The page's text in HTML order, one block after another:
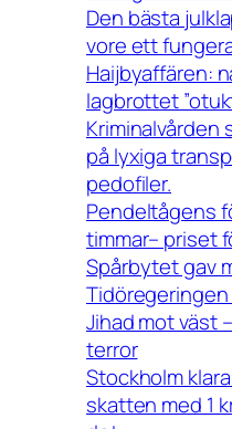
Den bästa
vore ett
Haijbyaffären:
lagbrottet
Kriminalvården
på lyxiga
pedofiler.
Pendeltågens
timmar– priset
Spårbytet gav
Jihad mot väst
terror
Stockholm
skatten med 1